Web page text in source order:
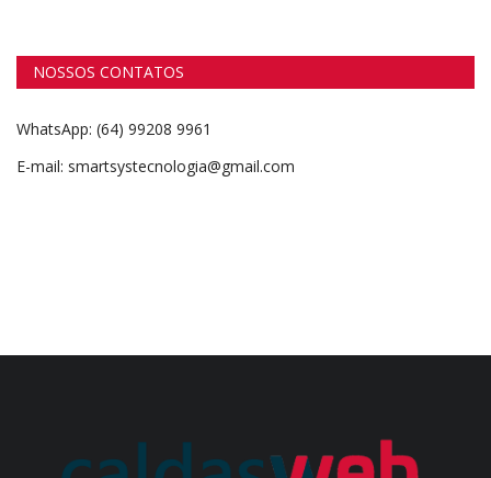
NOSSOS CONTATOS
WhatsApp: (64) 99208 9961
E-mail: smartsystecnologia@gmail.com